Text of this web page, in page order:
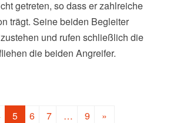
getreten, so dass er zahlreiche
trägt. Seine beiden Begleiter
und rufen schließlich die
die beiden Angreifer.
5 6 7 … 9 »